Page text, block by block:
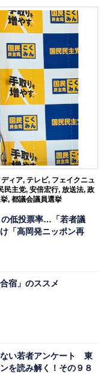
ィア, テレビ, フェイクニュ
民主党,安倍宏行,放送法,政
,都議会議員選挙
低投票率…「若者議
「高岡発ニッポン再
宿」のススメ
い若者アンケート 東
を読み解く！その９８